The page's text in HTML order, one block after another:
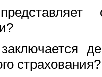
страхования?